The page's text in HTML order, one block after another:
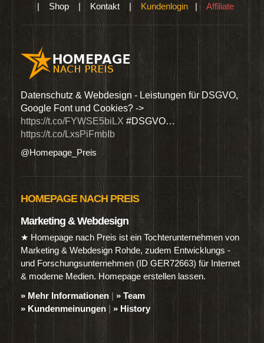
| Shop | Kontakt | Kundenlogin | Affiliate
Datenschutz & Webdesign - Leistungen für DSGVO,
Google Font und Cookies? ->
https://t.co/FYWSE5biLX #DSGVO…
https://t.co/LxsPiFmbIb
@Homepage_Preis
HOMEPAGE NACH PREIS
Marketing & Webdesign
★ Homepage nach Preis ist ein Tochterunternehmen von
Marketing & Webdesign Rohde, zudem Entwicklungs -
und Forschungsunternehmen (ID GER72663) für Internet
& moderne Medien. Homepage erstellen lassen.
» Mehr Informationen | » Team
» Kundenmeinungen | » History